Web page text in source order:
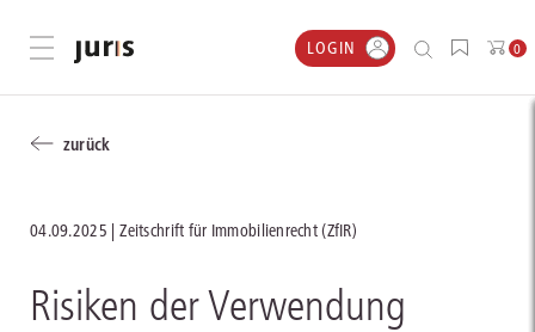
Menü öffnen LOGIN 0
zurück
04.09.2025 Zeitschrift für Immobilienrecht (ZfIR)
Risiken der Verwendung